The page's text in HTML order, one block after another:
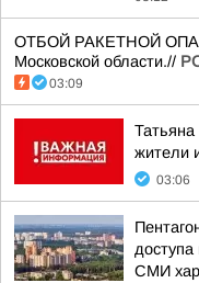
ОТБОЙ РАКЕТНОЙ
Московской области.//
03:09
жители
03:06
СМИ